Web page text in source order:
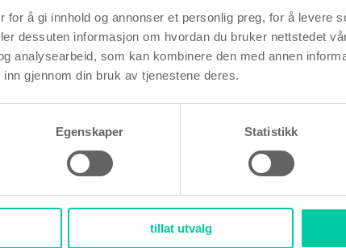
for å gi innhold og annonser et personlig preg, for å levere
dessuten informasjon om hvordan du bruker nettstedet
analysearbeid, som kan kombinere den med annen
gjennom din bruk av tjenestene deres.
Egenskaper Statistikk
tillat utvalg
ved å måle mengden PdG i urinen over
seg forhøyet lenge nok til å bekrefte
med eggløsning kan gjøre det vanskelig å
skjer riktig når du prøver å bli
i 1 syklus) – 99 % nøyaktige